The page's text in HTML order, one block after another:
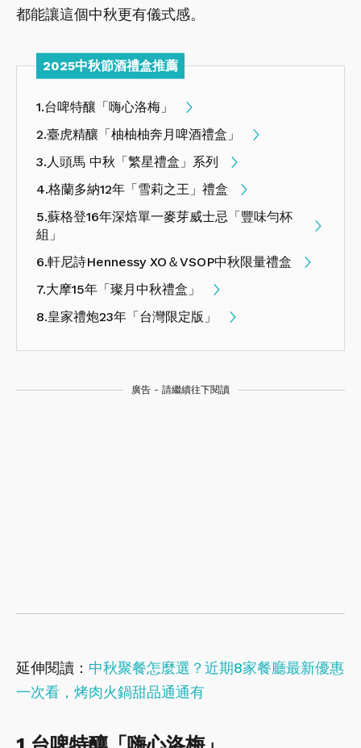
都能讓這個中秋更有儀式感。
2025中秋節酒禮盒推薦
1.台啤特釀「嗨心洛梅」
2.臺虎精釀「柚柚柚奔月啤酒禮盒」
3.人頭馬 中秋「繁星禮盒」系列
4.格蘭多納12年「雪莉之王」禮盒
5.蘇格登16年深焙單一麥芽威士忌「豐味勻杯
組」
6.軒尼詩Hennessy XO＆VSOP中秋限量禮盒
7.大摩15年「璨月中秋禮盒」
8.皇家禮炮23年「台灣限定版」
廣告 - 請繼續往下閱讀
延伸閱讀： 中秋聚餐怎麼選？近期8家餐廳最新優惠
一次看，烤肉火鍋甜品通通有